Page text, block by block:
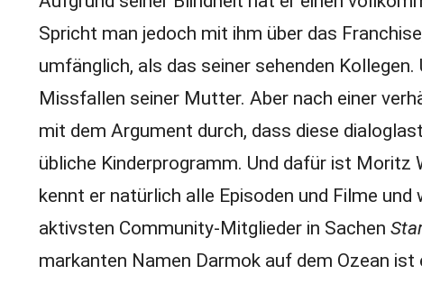
Spricht man jedoch mit ihm über das
umfänglich, als das seiner sehenden
Missfallen seiner Mutter. Aber nach einer
mit dem Argument durch, dass diese
übliche Kinderprogramm. Und dafür ist
kennt er natürlich alle Episoden und Filme
aktivsten Community-Mitglieder in Sachen
markanten Namen Darmok auf dem Ozean